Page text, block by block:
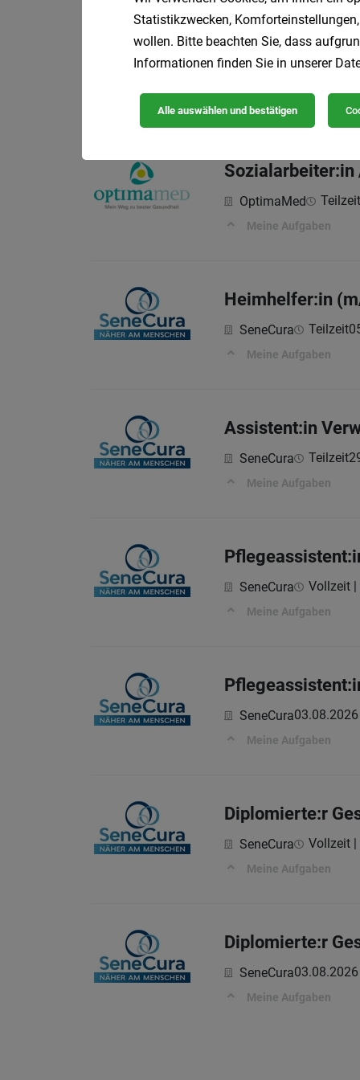
Medizinische:r
Teilzeit
Meine Aufgaben
Sozialarbeiter:in
OptimaMed Teilzeit
Meine Aufgaben
Heimhelfer:in
SeneCura Teilzeit
Meine Aufgaben
Assistent:in
SeneCura Teilzeit
Meine Aufgaben
SeneCura Vollzeit |
Meine Aufgaben
SeneCura03.08.2026
Meine Aufgaben
Diplomierte:r
SeneCura Vollzeit |
Meine Aufgaben
Diplomierte:r
SeneCura03.08.2026
Meine Aufgaben
Statistikzwecken,
wollen. Bitte beachten Sie, dass
Informationen finden Sie in unserer
Alle auswählen und bestätigen